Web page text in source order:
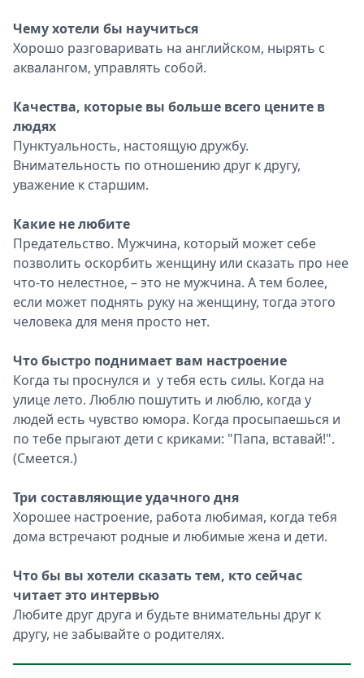
Чему хотели бы научиться
Хорошо разговаривать на английском, нырять с
аквалангом, управлять собой.
Качества, которые вы больше всего цените в
людях
Пунктуальность, настоящую дружбу.
Внимательность по отношению друг к другу,
уважение к старшим.
Какие не любите
Предательство. Мужчина, который может себе
позволить оскорбить женщину или сказать про нее
что-то нелестное, – это не мужчина. А тем более,
если может поднять руку на женщину, тогда этого
человека для меня просто нет.
Что быстро поднимает вам настроение
Когда ты проснулся и у тебя есть силы. Когда на
улице лето. Люблю пошутить и люблю, когда у
людей есть чувство юмора. Когда просыпаешься и
по тебе прыгают дети с криками: "Папа, вставай!".
(Смеется.)
Три составляющие удачного дня
Хорошее настроение, работа любимая, когда тебя
дома встречают родные и любимые жена и дети.
Что бы вы хотели сказать тем, кто сейчас
читает это интервью
Любите друг друга и будьте внимательны друг к
другу, не забывайте о родителях.